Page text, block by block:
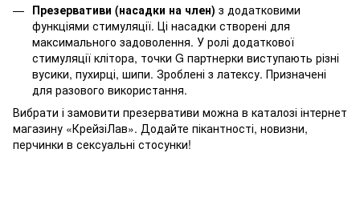
Презервативи (насадки на член) з додатковими
функціями стимуляції. Ці насадки створені для
максимального задоволення. У ролі додаткової
стимуляції клітора, точки G партнерки виступають різні
вусики, пухирці, шипи. Зроблені з латексу. Призначені
для разового використання.
Вибрати і замовити презервативи можна в каталозі інтернет
магазину «КрейзіЛав». Додайте пікантності, новизни,
перчинки в сексуальні стосунки!